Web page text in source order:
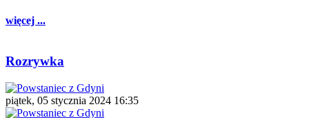
więcej ...
Rozrywka
piątek, 05 stycznia 2024 16:35